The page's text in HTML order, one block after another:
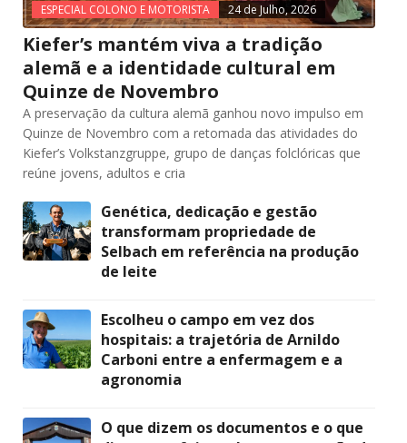
ESPECIAL COLONO E MOTORISTA 24 de Julho, 2026
Kiefer’s mantém viva a tradição
alemã e a identidade cultural em
Quinze de Novembro
A preservação da cultura alemã ganhou novo impulso em
Quinze de Novembro com a retomada das atividades do
Kiefer’s Volkstanzgruppe, grupo de danças folclóricas que
reúne jovens, adultos e cria
Genética, dedicação e gestão
transformam propriedade de
Selbach em referência na produção
de leite
Escolheu o campo em vez dos
hospitais: a trajetória de Arnildo
Carboni entre a enfermagem e a
agronomia
O que dizem os documentos e o que